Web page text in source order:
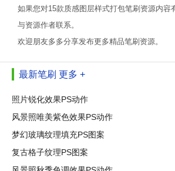
如果您对15款质感图层样式打包笔刷资源内容
与资源作者联系。
欢迎朋友多多分享发布更多精品笔刷资源。
最新笔刷 更多 +
照片锐化效果PS动作
风景照唯美紫色效果PS动作
梦幻玻璃纹理填充PS图案
复古格子纹理PS图案